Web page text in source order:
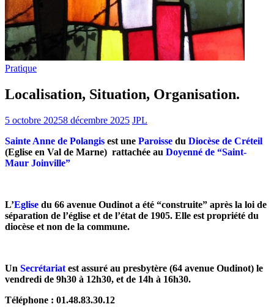
Pratique
Localisation, Situation, Organisation.
5 octobre 20258 décembre 2025 JPL
Sainte Anne de Polangis est une Paroisse du Diocèse de Créteil
(Eglise en Val de Marne) rattachée au Doyenné de “Saint-
Maur Joinville”
L’Eglise du 66 avenue Oudinot a été “construite” après la loi de
séparation de l’église et de l’état de 1905. Elle est propriété du
diocèse et non de la commune.
Un Secrétariat est assuré au presbytère (64 avenue Oudinot) le
vendredi de 9h30 à 12h30, et de 14h à 16h30.
Téléphone : 01.48.83.30.12